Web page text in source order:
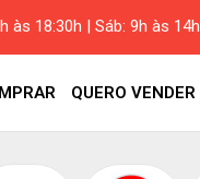
às 18:30h | Sáb: 9h às 14h
QUERO VENDER